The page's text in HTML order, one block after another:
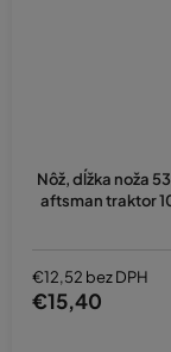
Nôž, dĺžka noža
aftsman traktor
€12,52 bez DPH
€15,40